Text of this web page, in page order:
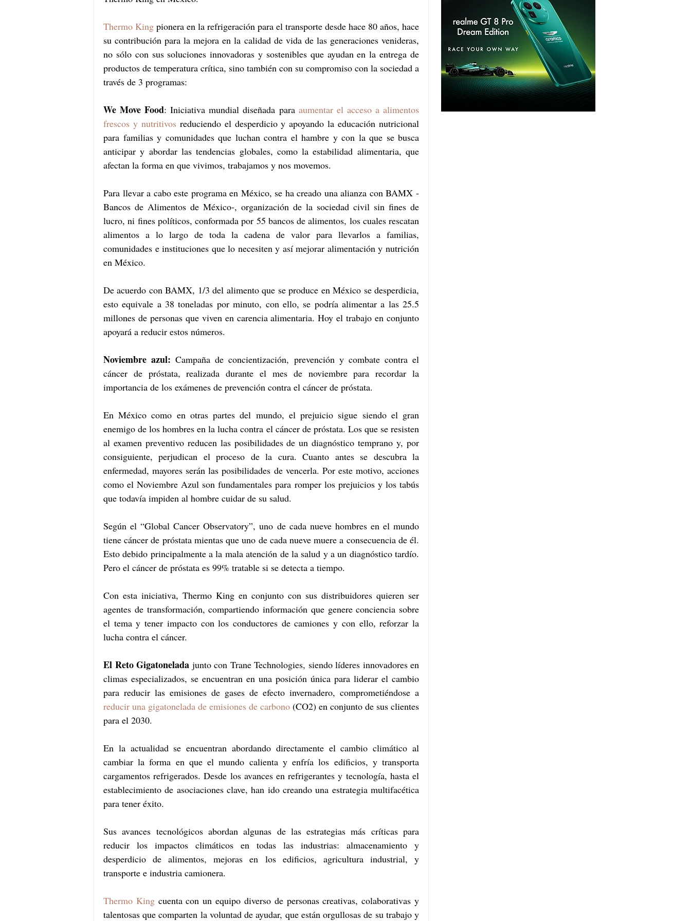
Thermo King pionera en la refrigeración para el transporte desde hace 80 años, hace
su contribución para la mejora en la calidad de vida de las generaciones venideras,
no sólo con sus soluciones innovadoras y sostenibles que ayudan en la entrega de
productos de temperatura crítica, sino también con su compromiso con la sociedad a
través de 3 programas:
We Move Food: Iniciativa mundial diseñada para aumentar el acceso a alimentos
frescos y nutritivos reduciendo el desperdicio y apoyando la educación nutricional
para familias y comunidades que luchan contra el hambre y con la que se busca
anticipar y abordar las tendencias globales, como la estabilidad alimentaria, que
afectan la forma en que vivimos, trabajamos y nos movemos.
Para llevar a cabo este programa en México, se ha creado una alianza con BAMX -
Bancos de Alimentos de México-, organización de la sociedad civil sin fines de
lucro, ni fines políticos, conformada por 55 bancos de alimentos, los cuales rescatan
alimentos a lo largo de toda la cadena de valor para llevarlos a familias,
comunidades e instituciones que lo necesiten y así mejorar alimentación y nutrición
en México.
De acuerdo con BAMX, 1/3 del alimento que se produce en México se desperdicia,
esto equivale a 38 toneladas por minuto, con ello, se podría alimentar a las 25.5
millones de personas que viven en carencia alimentaria. Hoy el trabajo en conjunto
apoyará a reducir estos números.
Noviembre azul: Campaña de concientización, prevención y combate contra el
cáncer de próstata, realizada durante el mes de noviembre para recordar la
importancia de los exámenes de prevención contra el cáncer de próstata.
En México como en otras partes del mundo, el prejuicio sigue siendo el gran
enemigo de los hombres en la lucha contra el cáncer de próstata. Los que se resisten
al examen preventivo reducen las posibilidades de un diagnóstico temprano y, por
consiguiente, perjudican el proceso de la cura. Cuanto antes se descubra la
enfermedad, mayores serán las posibilidades de vencerla. Por este motivo, acciones
como el Noviembre Azul son fundamentales para romper los prejuicios y los tabús
que todavía impiden al hombre cuidar de su salud.
Según el “Global Cancer Observatory”, uno de cada nueve hombres en el mundo
tiene cáncer de próstata mientas que uno de cada nueve muere a consecuencia de él.
Esto debido principalmente a la mala atención de la salud y a un diagnóstico tardío.
Pero el cáncer de próstata es 99% tratable si se detecta a tiempo.
Con esta iniciativa, Thermo King en conjunto con sus distribuidores quieren ser
agentes de transformación, compartiendo información que genere conciencia sobre
el tema y tener impacto con los conductores de camiones y con ello, reforzar la
lucha contra el cáncer.
El Reto Gigatonelada junto con Trane Technologies, siendo líderes innovadores en
climas especializados, se encuentran en una posición única para liderar el cambio
reducir una gigatonelada de emisiones de carbono (CO2) en conjunto de sus clientes
para el 2030.
En la actualidad se encuentran abordando directamente el cambio climático al
cambiar la forma en que el mundo calienta y enfría los edificios, y transporta
cargamentos refrigerados. Desde los avances en refrigerantes y tecnología, hasta el
establecimiento de asociaciones clave, han ido creando una estrategia multifacética
para tener éxito.
Sus avances tecnológicos abordan algunas de las estrategias más críticas para
reducir los impactos climáticos en todas las industrias: almacenamiento y
desperdicio de alimentos, mejoras en los edificios, agricultura industrial, y
transporte e industria camionera.
Thermo King cuenta con un equipo diverso de personas creativas, colaborativas y
talentosas que comparten la voluntad de ayudar, que están orgullosas de su trabajo y